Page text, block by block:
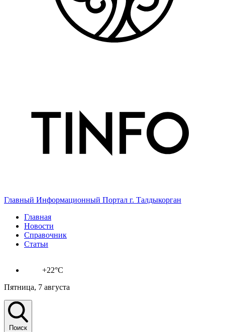
Главный Информационный Портал г. Талдыкорган
Главная
Новости
Справочник
Статьи
+22°C
Пятница, 7 августа
Поиск